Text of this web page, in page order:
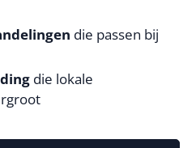
die passen bij
die lokale